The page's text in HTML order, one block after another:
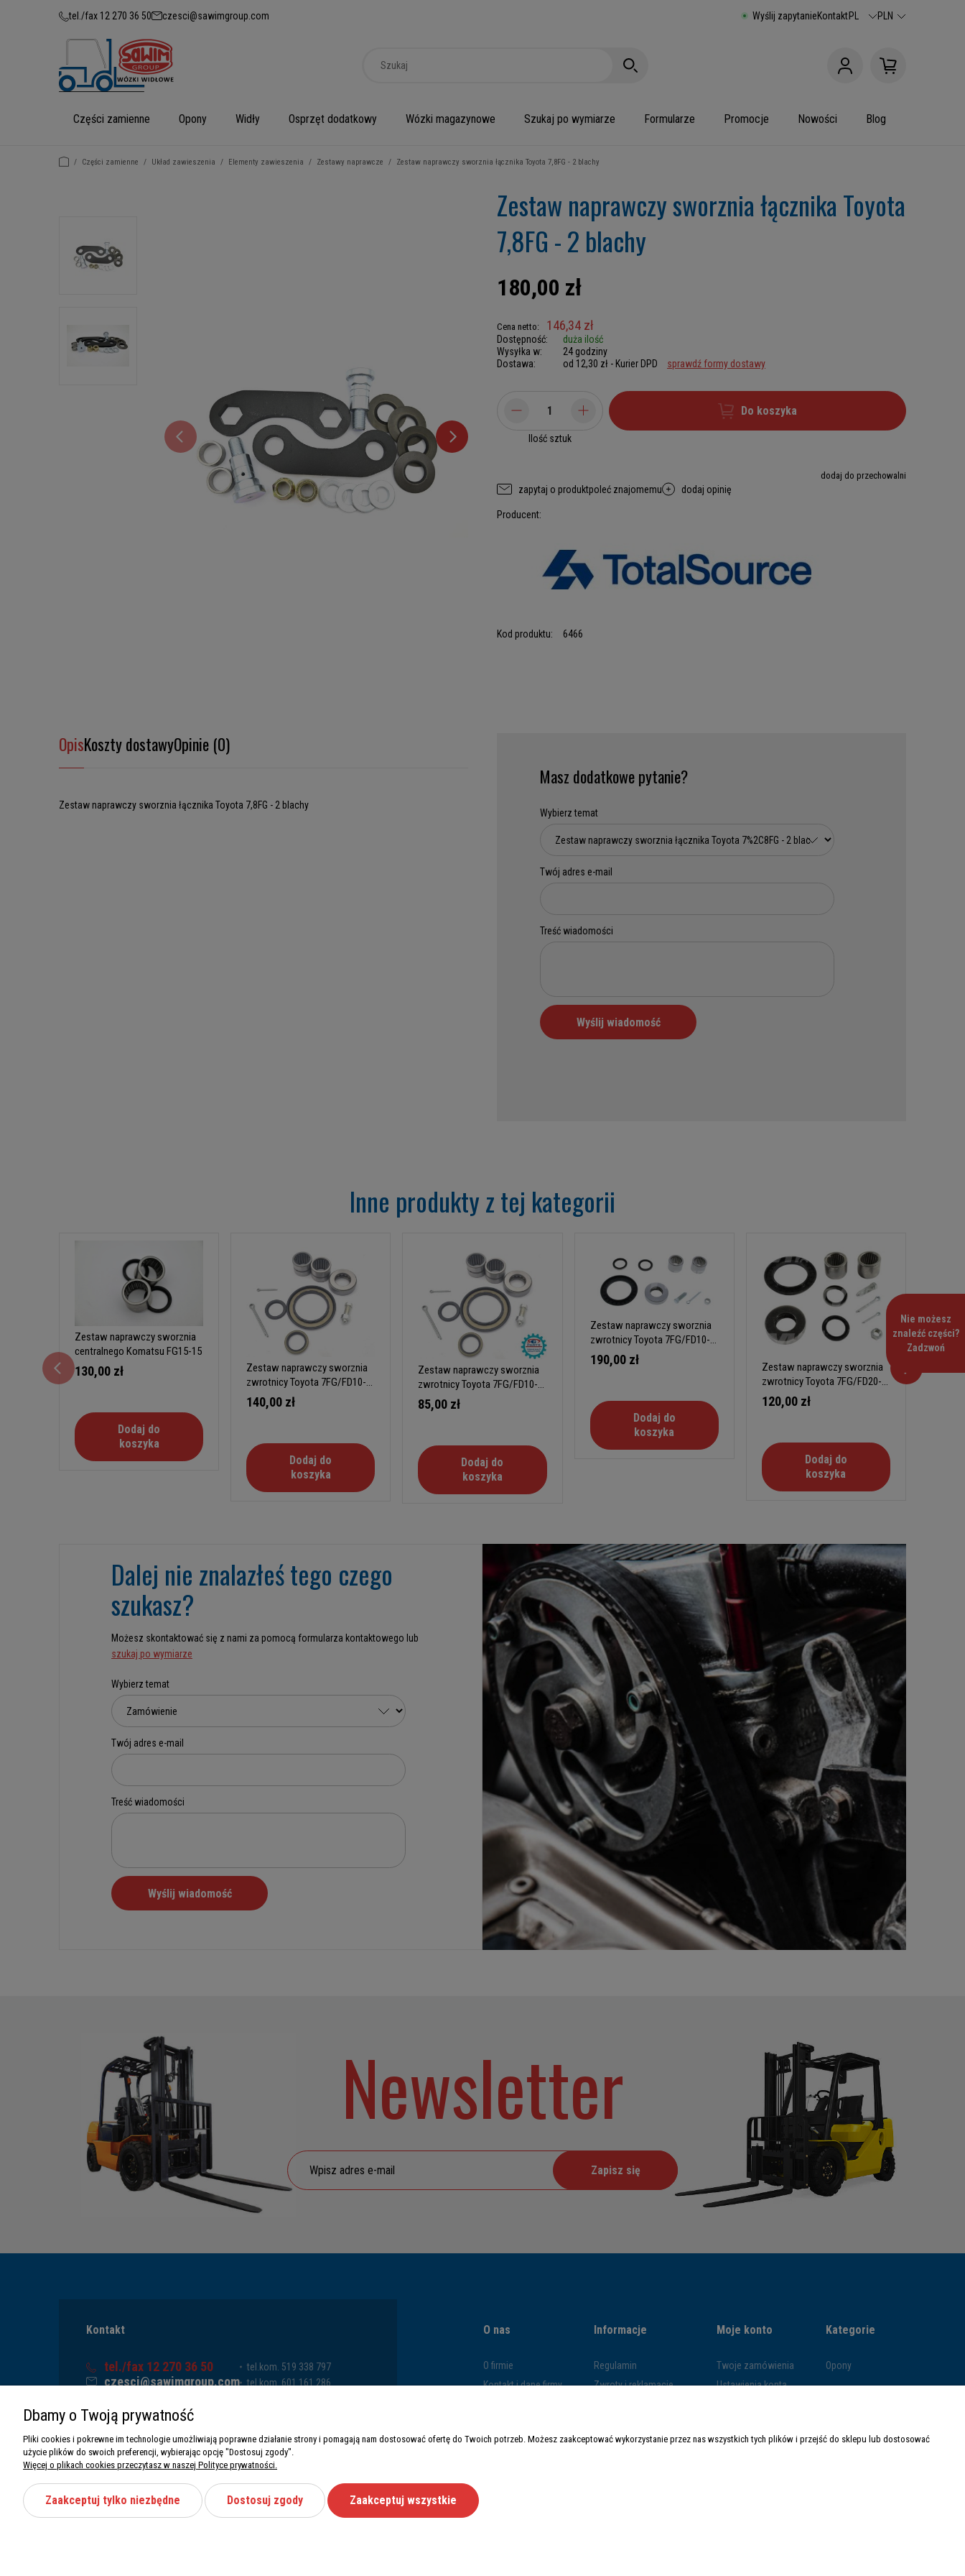
tel./fax 12 270 36 50 czesci@sawimgroup.com Wyślij zapytanieKontaktPL PLN
Części zamienne Opony Widły Osprzęt dodatkowy Wózki magazynowe Szukaj po wymiarze Formularze Promocje Nowości Blog
/ Części zamienne / Układ zawieszenia / Elementy zawieszenia / Zestawy naprawcze / Zestaw naprawczy sworznia łącznika Toyota 7,8FG - 2 blachy
Zestaw naprawczy sworznia łącznika Toyota
7,8FG - 2 blachy
180,00 zł
Cena netto: 146,34 zł
Dostępność:
duża ilość
Wysyłka w:
24 godziny
Dostawa:
od 12,30 zł - Kurier DPD sprawdź formy dostawy
Ilość sztuk
Do koszyka
dodaj do przechowalni
zapytaj o produktpoleć znajomemu dodaj opinię
Producent:
Kod produktu: 6466
OpisKoszty dostawyOpinie (0)
Zestaw naprawczy sworznia łącznika Toyota 7,8FG - 2 blachy
Masz dodatkowe pytanie?
Inne produkty z tej kategorii
Zestaw naprawczy sworznia
centralnego Komatsu FG15-15
130,00 zł
Dodaj do
koszyka
Zestaw naprawczy sworznia
zwrotnicy Toyota 7FG/FD10-
18 typ A
140,00 zł
Dodaj do
koszyka
Zestaw naprawczy sworznia
zwrotnicy Toyota 7FG/FD10-
18 typ A (SG)
85,00 zł
Dodaj do
koszyka
Zestaw naprawczy sworznia
zwrotnicy Toyota 7FG/FD10-
18 typ B
190,00 zł
Dodaj do
koszyka
Zestaw naprawczy sworznia
zwrotnicy Toyota 7FG/FD20-
30 typ A
120,00 zł
Dodaj do
koszyka
30 typ
Dalej nie znalazłeś tego czego
szukasz?
Możesz skontaktować się z nami za pomocą formularza kontaktowego lub
szukaj po wymiarze
Newsletter
Zapisz się
Kontakt
tel./fax 12 270 36 50
czesci@sawimgroup.com
32-080 Zabierzów
NIP: 5130284470
REGON: 5246591010
tel.kom. 519 338 797
tel.kom. 601 161 286
O nas
O firmie
Kontakt i dane firmy
Informacje
Regulamin
Zwroty i reklamacje
Czas i koszty dostawy
Moje konto
Twoje zamówienia
Ustawienia konta
Kategorie
Opony
Nie możesz
znaleźć części?
Zadzwoń
Dbamy o Twoją prywatność
Pliki cookies i pokrewne im technologie umożliwiają poprawne działanie strony i pomagają nam dostosować ofertę do Twoich potrzeb. Możesz zaakceptować wykorzystanie przez nas wszystkich tych plików i przejść do sklepu lub dostosować
użycie plików do swoich preferencji, wybierając opcję "Dostosuj zgody".
Więcej o plikach cookies przeczytasz w naszej Polityce prywatności.
Zaakceptuj tylko niezbędne Dostosuj zgody Zaakceptuj wszystkie